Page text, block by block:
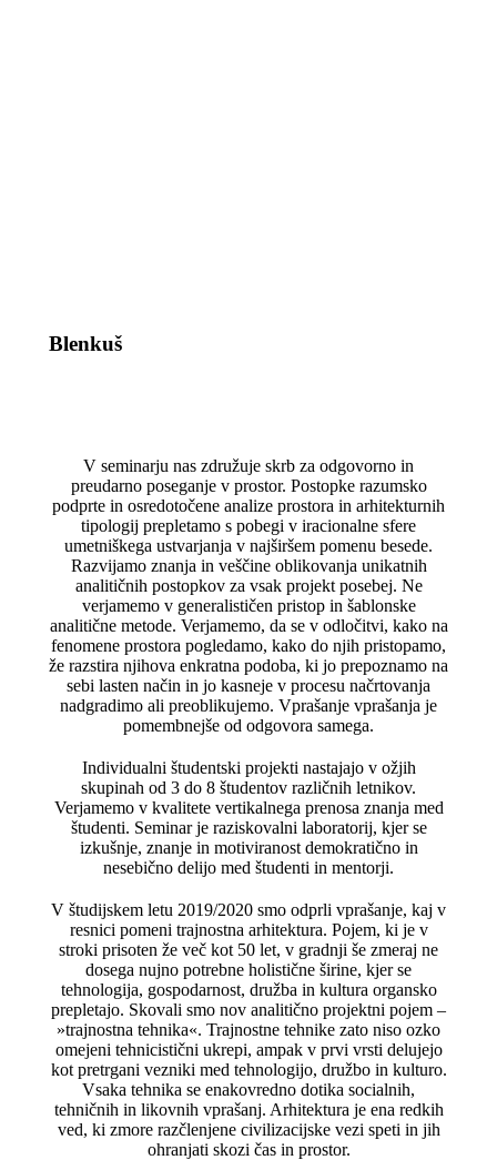
Blenkuš
V seminarju nas združuje skrb za odgovorno in
preudarno poseganje v prostor. Postopke razumsko
podprte in osredotočene analize prostora in arhitekturnih
tipologij prepletamo s pobegi v iracionalne sfere
umetniškega ustvarjanja v najširšem pomenu besede.
Razvijamo znanja in veščine oblikovanja unikatnih
analitičnih postopkov za vsak projekt posebej. Ne
verjamemo v generalističen pristop in šablonske
analitične metode. Verjamemo, da se v odločitvi, kako na
fenomene prostora pogledamo, kako do njih pristopamo,
že razstira njihova enkratna podoba, ki jo prepoznamo na
sebi lasten način in jo kasneje v procesu načrtovanja
nadgradimo ali preoblikujemo. Vprašanje vprašanja je
pomembnejše od odgovora samega.
Individualni študentski projekti nastajajo v ožjih
skupinah od 3 do 8 študentov različnih letnikov.
Verjamemo v kvalitete vertikalnega prenosa znanja med
študenti. Seminar je raziskovalni laboratorij, kjer se
izkušnje, znanje in motiviranost demokratično in
nesebično delijo med študenti in mentorji.
V študijskem letu 2019/2020 smo odprli vprašanje, kaj v
resnici pomeni trajnostna arhitektura. Pojem, ki je v
stroki prisoten že več kot 50 let, v gradnji še zmeraj ne
dosega nujno potrebne holistične širine, kjer se
tehnologija, gospodarnost, družba in kultura organsko
prepletajo. Skovali smo nov analitično projektni pojem –
»trajnostna tehnika«. Trajnostne tehnike zato niso ozko
omejeni tehnicistični ukrepi, ampak v prvi vrsti delujejo
kot pretrgani vezniki med tehnologijo, družbo in kulturo.
Vsaka tehnika se enakovredno dotika socialnih,
tehničnih in likovnih vprašanj. Arhitektura je ena redkih
ved, ki zmore razčlenjene civilizacijske vezi speti in jih
ohranjati skozi čas in prostor.